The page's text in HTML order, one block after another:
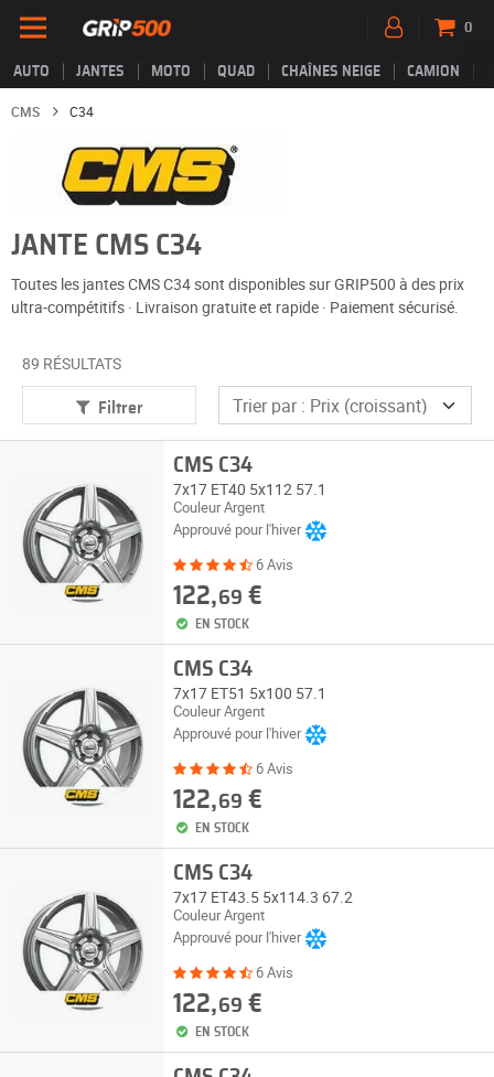
AUTO JANTES MOTO QUAD CHAÎNES NEIGE CAMION
0
CMS C34
JANTE CMS C34
Toutes les jantes CMS C34 sont disponibles sur GRIP500 à des prix
ultra-compétitifs · Livraison gratuite et rapide · Paiement sécurisé.
89 RÉSULTATS
Filtrer
CMS C34
7x17 ET40 5x112 57.1
Couleur Argent
Approuvé pour l'hiver
6 Avis
122,69 €
EN STOCK
CMS C34
7x17 ET51 5x100 57.1
Couleur Argent
Approuvé pour l'hiver
6 Avis
122,69 €
EN STOCK
CMS C34
7x17 ET43.5 5x114.3 67.2
Couleur Argent
Approuvé pour l'hiver
6 Avis
122,69 €
EN STOCK